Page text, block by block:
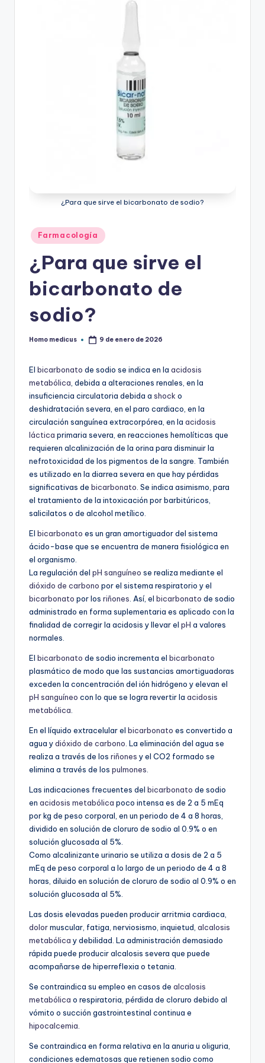
¿Para que sirve el bicarbonato de sodio?
Publicado
en
Farmacología
¿Para que sirve el
bicarbonato de
sodio?
Publicado
Homo medicus 9 de enero de 2026
El bicarbonato de sodio se indica en la acidosis
metabólica, debida a alteraciones renales, en la
insuficiencia circulatoria debida a shock o
deshidratación severa, en el paro cardiaco, en la
circulación sanguínea extracorpórea, en la acidosis
láctica primaria severa, en reacciones hemolíticas que
requieren alcalinización de la orina para disminuir la
nefrotoxicidad de los pigmentos de la sangre. También
es utilizado en la diarrea severa en que hay pérdidas
significativas de bicarbonato. Se indica asimismo, para
el tratamiento de la intoxicación por barbitúricos,
salicilatos o de alcohol metílico.
El bicarbonato es un gran amortiguador del sistema
ácido-base que se encuentra de manera fisiológica en
el organismo.
La regulación del pH sanguíneo se realiza mediante el
dióxido de carbono por el sistema respiratorio y el
bicarbonato por los riñones. Así, el bicarbonato de sodio
administrado en forma suplementaria es aplicado con la
finalidad de corregir la acidosis y llevar el pH a valores
normales.
El bicarbonato de sodio incrementa el bicarbonato
plasmático de modo que las sustancias amortiguadoras
exceden la concentración del ión hidrógeno y elevan el
pH sanguíneo con lo que se logra revertir la acidosis
metabólica.
En el líquido extracelular el bicarbonato es convertido a
agua ydióxido de carbono. La eliminación del agua se
realiza a través de los riñones y el CO2 formado se
elimina a través de los pulmones.
Las indicaciones frecuentes del bicarbonato de sodio
en acidosis metabólica poco intensa es de 2 a 5 mEq
por kg de peso corporal, en un periodo de 4 a 8 horas,
dividido en solución de cloruro de sodio al 0.9% o en
solución glucosada al 5%.
Como alcalinizante urinario se utiliza a dosis de 2 a 5
mEq de peso corporal a lo largo de un periodo de 4 a 8
horas, diluido en solución de cloruro de sodio al 0.9% o en
solución glucosada al 5%.
Las dosis elevadas pueden producir arritmia cardiaca,
dolormuscular, fatiga, nerviosismo, inquietud, alcalosis
metabólica y debilidad. La administración demasiado
rápida puede producir alcalosis severa que puede
acompañarse de hiperreflexia o tetania.
Se contraindica su empleo en casos de alcalosis
metabólica o respiratoria, pérdida de cloruro debido al
vómito o succión gastrointestinal continua e
hipocalcemia.
Se contraindica en forma relativa en la anuria u oliguria,
condiciones edematosas que retienen sodio como